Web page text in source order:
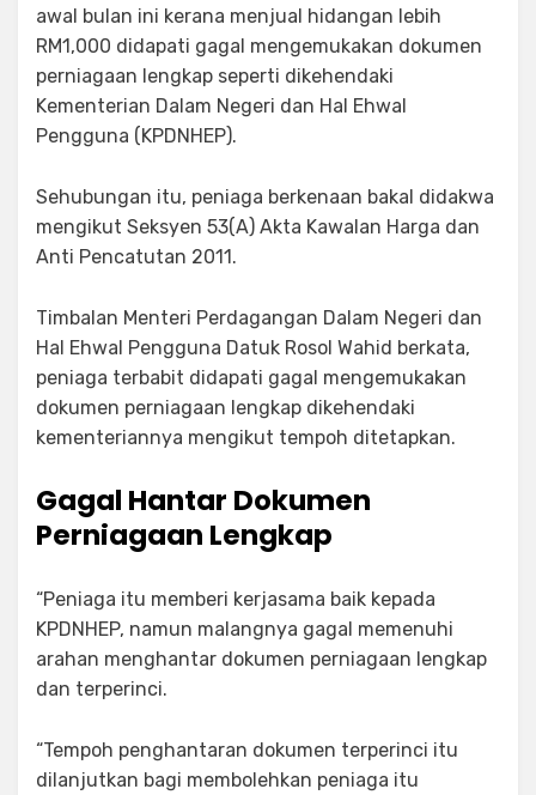
awal bulan ini kerana menjual hidangan lebih
RM1,000 didapati gagal mengemukakan dokumen
perniagaan lengkap seperti dikehendaki
Kementerian Dalam Negeri dan Hal Ehwal
Pengguna (KPDNHEP).
Sehubungan itu, peniaga berkenaan bakal didakwa
mengikut Seksyen 53(A) Akta Kawalan Harga dan
Anti Pencatutan 2011.
Timbalan Menteri Perdagangan Dalam Negeri dan
Hal Ehwal Pengguna Datuk Rosol Wahid berkata,
peniaga terbabit didapati gagal mengemukakan
dokumen perniagaan lengkap dikehendaki
kementeriannya mengikut tempoh ditetapkan.
Gagal Hantar Dokumen
Perniagaan Lengkap
“Peniaga itu memberi kerjasama baik kepada
KPDNHEP, namun malangnya gagal memenuhi
arahan menghantar dokumen perniagaan lengkap
dan terperinci.
“Tempoh penghantaran dokumen terperinci itu
dilanjutkan bagi membolehkan peniaga itu